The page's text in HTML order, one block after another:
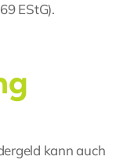
EStG).
kann auch